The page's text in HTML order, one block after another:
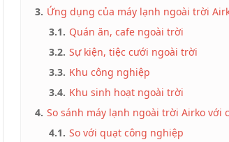
3. Ứng dụng của máy lạnh ngoài trời
3.1. Quán ăn, cafe ngoài trời
3.2. Sự kiện, tiệc cưới ngoài trời
3.3. Khu công nghiệp
3.4. Khu sinh hoạt ngoài trời
4. So sánh máy lạnh ngoài trời Airko với
4.1. So với quạt công nghiệp